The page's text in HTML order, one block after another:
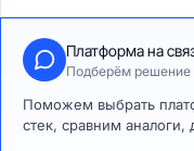
Платформа на
Подберём решение
Поможем выбрать
стек, сравним